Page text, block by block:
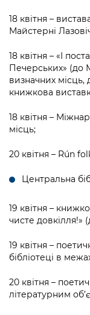
18 квітня –
Майстерні
18 квітня – «І
Печерських» (до
визначних місць,
книжкова
18 квітня –
місць;
20 квітня – Rún
Центральна
19 квітня –
чисте довкілля!»
19 квітня –
бібліотеці в
20 квітня –
літературним